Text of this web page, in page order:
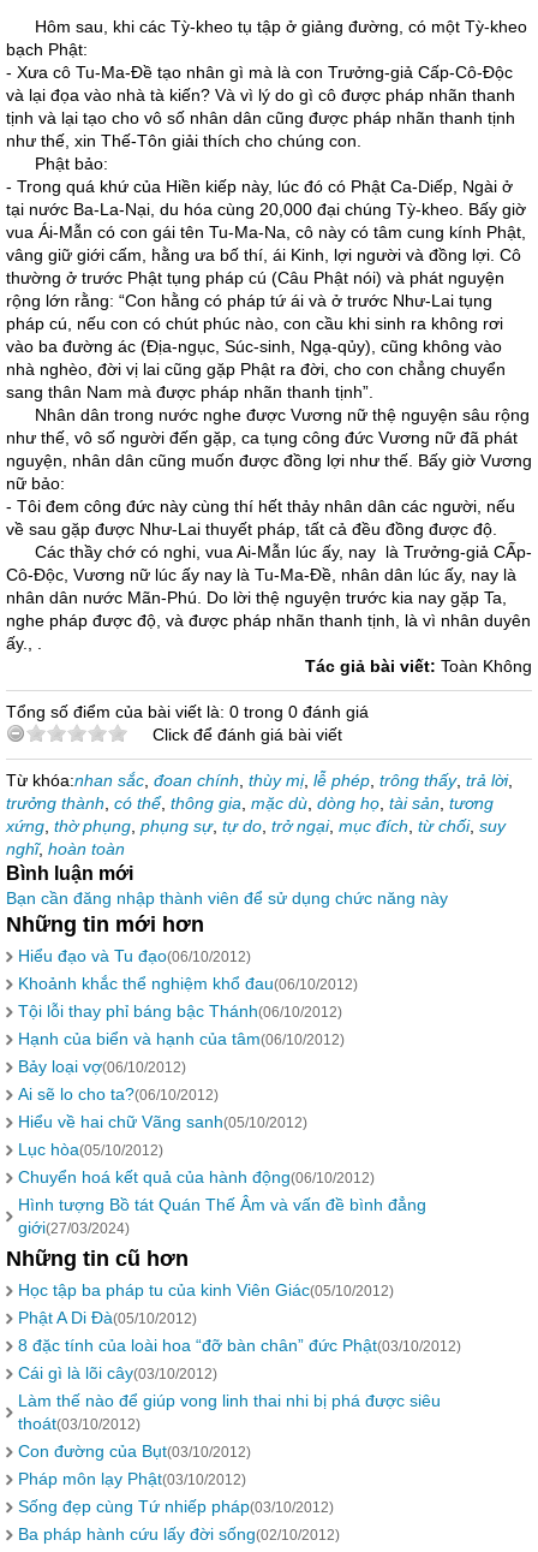
Hôm sau, khi các Tỳ-kheo tụ tập ở giảng đường, có một Tỳ-kheo
bạch Phật:
- Xưa cô Tu-Ma-Đề tạo nhân gì mà là con Trưởng-giả Cấp-Cô-Độc
và lại đọa vào nhà tà kiến? Và vì lý do gì cô được pháp nhãn thanh
tịnh và lại tạo cho vô số nhân dân cũng được pháp nhãn thanh tịnh
như thế, xin Thế-Tôn giải thích cho chúng con.
Phật bảo:
- Trong quá khứ của Hiền kiếp này, lúc đó có Phật Ca-Diếp, Ngài ở
tại nước Ba-La-Nại, du hóa cùng 20,000 đại chúng Tỳ-kheo. Bấy giờ
vua Ái-Mẫn có con gái tên Tu-Ma-Na, cô này có tâm cung kính Phật,
vâng giữ giới cấm, hằng ưa bố thí, ái Kinh, lợi người và đồng lợi. Cô
thường ở trước Phật tụng pháp cú (Câu Phật nói) và phát nguyện
rộng lớn rằng: “Con hằng có pháp tứ ái và ở trước Như-Lai tụng
pháp cú, nếu con có chút phúc nào, con cầu khi sinh ra không rơi
vào ba đường ác (Địa-ngục, Súc-sinh, Ngạ-qủy), cũng không vào
nhà nghèo, đời vị lai cũng gặp Phật ra đời, cho con chẳng chuyển
sang thân Nam mà được pháp nhãn thanh tịnh”.
Nhân dân trong nước nghe được Vương nữ thệ nguyện sâu rộng
như thế, vô số người đến gặp, ca tụng công đức Vương nữ đã phát
nguyện, nhân dân cũng muốn được đồng lợi như thế. Bấy giờ Vương
nữ bảo:
- Tôi đem công đức này cùng thí hết thảy nhân dân các người, nếu
về sau gặp được Như-Lai thuyết pháp, tất cả đều đồng được độ.
Các thầy chớ có nghi, vua Ai-Mẫn lúc ấy, nay là Trưởng-giả CẤp-
Cô-Độc, Vương nữ lúc ấy nay là Tu-Ma-Đề, nhân dân lúc ấy, nay là
nhân dân nước Mãn-Phú. Do lời thệ nguyện trước kia nay gặp Ta,
nghe pháp được độ, và được pháp nhãn thanh tịnh, là vì nhân duyên
ấy., .
Tác giả bài viết: Toàn Không
Tổng số điểm của bài viết là: 0 trong 0 đánh giá
Click để đánh giá bài viết
Từ khóa:nhan sắc đoan chính thùy mị, lễ phép trông thấy, trả lời,
trưởng thành có thể, thông gia mặc dù dòng họ tài sản tương
xứng thờ phụng phụng sự, tự do trở ngại, mục đích từ chối, suy
nghĩ, hoàn toàn
Bình luận mới
Bạn cần đăng nhập thành viên để sử dụng chức năng này
Những tin mới hơn
Hiểu đạo và Tu đạo(06/10/2012)
Khoảnh khắc thể nghiệm khổ đau(06/10/2012)
Tội lỗi thay phỉ báng bậc Thánh(06/10/2012)
Hạnh của biển và hạnh của tâm(06/10/2012)
Bảy loại vợ(06/10/2012)
Ai sẽ lo cho ta?(06/10/2012)
Hiểu về hai chữ Vãng sanh(05/10/2012)
Lục hòa(05/10/2012)
Chuyển hoá kết quả của hành động(06/10/2012)
Hình tượng Bồ tát Quán Thế Âm và vấn đề bình đẳng
giới(27/03/2024)
Những tin cũ hơn
Học tập ba pháp tu của kinh Viên Giác(05/10/2012)
Phật A Di Đà(05/10/2012)
8 đặc tính của loài hoa “đỡ bàn chân” đức Phật(03/10/2012)
Cái gì là lõi cây(03/10/2012)
Làm thế nào để giúp vong linh thai nhi bị phá được siêu
thoát(03/10/2012)
Con đường của Bụt(03/10/2012)
Pháp môn lạy Phật(03/10/2012)
Sống đẹp cùng Tứ nhiếp pháp(03/10/2012)
Ba pháp hành cứu lấy đời sống(02/10/2012)